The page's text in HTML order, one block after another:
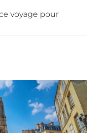
voyage pour